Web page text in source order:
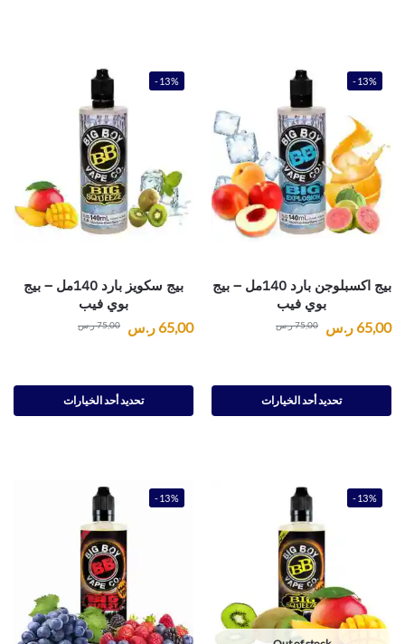
-13%
بيج اكسبلوجن بارد 140مل – بيج
بوي فيب
75,00ر.س 65,00 ر.س
تحديد أحد الخيارات
-13%
بيج سكويز بارد 140مل – بيج
بوي فيب
75,00ر.س 65,00 ر.س
تحديد أحد الخيارات
-13%
-13%